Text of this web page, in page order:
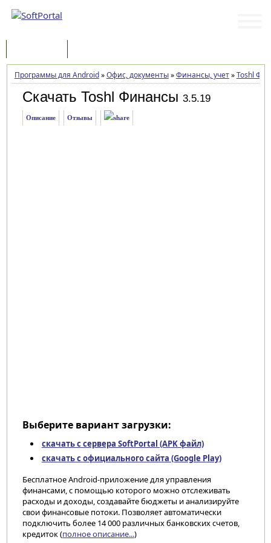
Программы для Android»Офис, документы»Финансы, учет»Toshl
Скачать Toshl Финансы 3.5.19
Описание Отзывы
Выберите вариант загрузки:
скачать с сервера SoftPortal (APK файл)
скачать с официального сайта (Google Play)
Бесплатное Android-приложение для управления
финансами, с помощью которого можно отслеживать
расходы и доходы, создавайте бюджеты и анализируйте
свои финансовые потоки. Позволяет автоматически
подключить более 14 000 различных банковских счетов,
кредиток (полное описание...)